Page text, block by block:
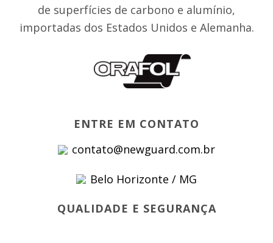
de superfícies de carbono e alumínio,
importadas dos Estados Unidos e Alemanha.
ENTRE EM CONTATO
contato@newguard.com.br
Belo Horizonte / MG
QUALIDADE E SEGURANÇA